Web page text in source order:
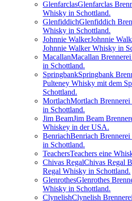
GlenfarclasGlenfarclas
Whisky in Schottland.
GlenfiddichGlenfiddich
Whisky in Schottland.
Johnnie WalkerJohnnie
Johnnie Walker Whisky in
MacallanMacallan
in Schottland.
SpringbankSpringbank
Pulteney Whisky mit dem
Schottland.
MortlachMortlach
in Schottland.
Jim BeamJim Beam
Whiskey in der USA.
BenriachBenriach
in Schottland.
TeachersTeachers eine
Chivas RegalChivas Regal
Regal Whisky in Schottland.
GlenrothesGlenrothes
Whisky in Schottland.
ClynelishClynelish